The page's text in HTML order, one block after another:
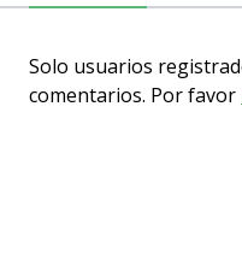
Solo usuarios
comentarios. Por favor